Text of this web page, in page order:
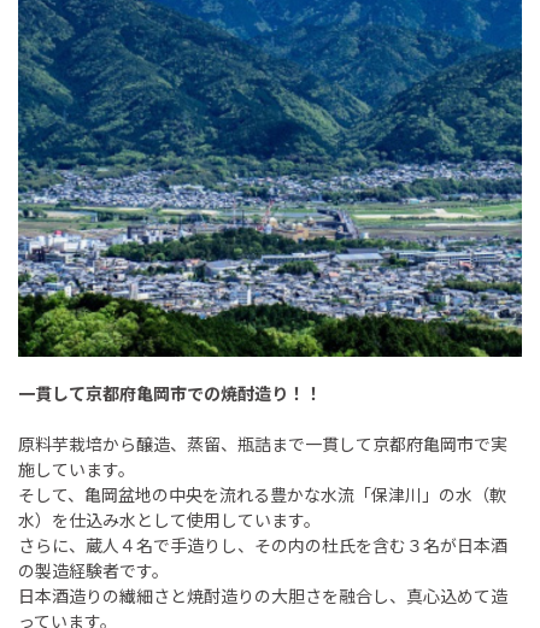
一貫して京都府亀岡市での焼酎造り！！
原料芋栽培から醸造、蒸留、瓶詰まで一貫して京都府亀岡市で実
施しています。
そして、亀岡盆地の中央を流れる豊かな水流「保津川」の水（軟
水）を仕込み水として使用しています。
さらに、蔵人４名で手造りし、その内の杜氏を含む３名が日本酒
の製造経験者です。
日本酒造りの繊細さと焼酎造りの大胆さを融合し、真心込めて造
っています。